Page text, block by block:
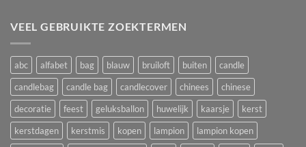
VEEL GEBRUIKTE ZOEKTERMEN
abc alfabet bag blauw bruiloft buiten
candle
candlebag
candle bag candlecover chinees
chinese
decoratie
feest geluksballon huwelijk kaarsje
kerst
kerstdagen
kerstmis kopen lampion
lampion kopen